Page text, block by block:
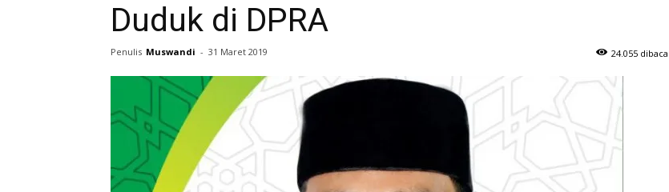
Duduk di DPRA
Penulis Muswandi - 31 Maret 2019 24.055 dibaca